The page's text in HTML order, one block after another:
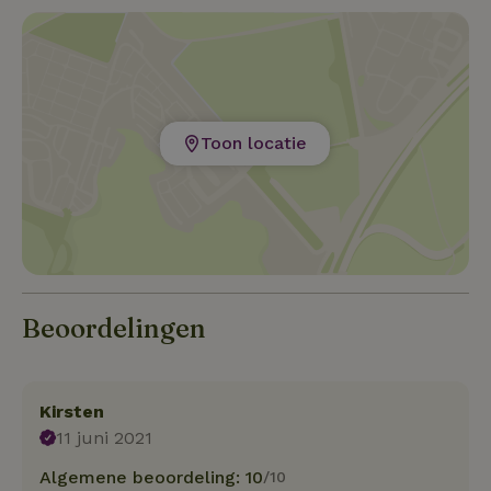
Toon locatie
Beoordelingen
Kirsten
11 juni 2021
Algemene beoordeling: 10/10